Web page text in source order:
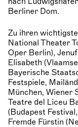
Berliner Dom.
Zu ihren
National Theater
Oper Berlin),
Elisabeth
Bayerische
Festspiele,
München, Wiener
Teatre del Liceu
(Budapest
Fremde Fürstin